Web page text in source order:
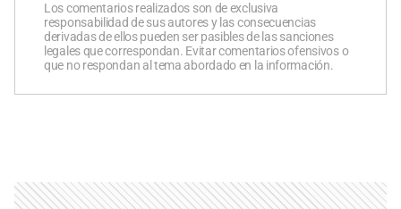
Los comentarios realizados son de exclusiva
responsabilidad de sus autores y las consecuencias
derivadas de ellos pueden ser pasibles de las sanciones
legales que correspondan. Evitar comentarios ofensivos o
que no respondan al tema abordado en la información.